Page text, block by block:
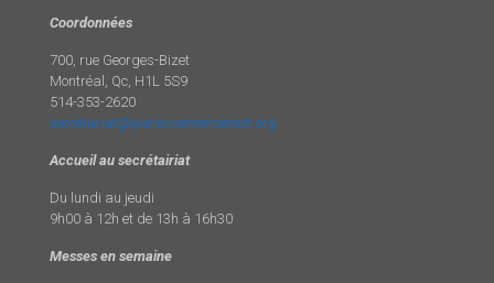
Coordonnées
700, rue Georges-Bizet
Montréal, Qc, H1L 5S9
514-353-2620
secretariat@paroissemercierest.org
Accueil au secrétairiat
Du lundi au jeudi
9h00 à 12h et de 13h à 16h30
Messes en semaine